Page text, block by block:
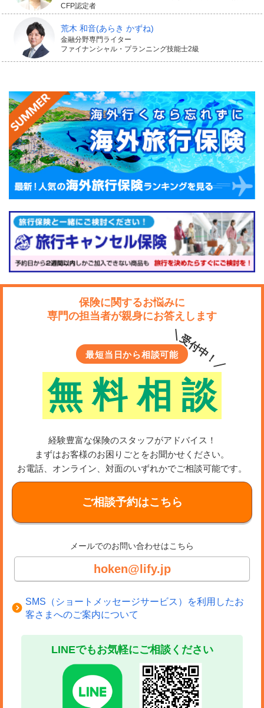
CFP認定者
荒木 和音(あらき かずね)
金融分野専門ライター
ファイナンシャル・プランニング技能士2級
保険に関するお悩みに
専門の担当者が親身にお答えします
最短当日から相談可能
無 料 相 談
＼受付中！／
経験豊富な保険のスタッフがアドバイス！
まずはお客様のお困りごとをお聞かせください。
お電話、オンライン、対面のいずれかでご相談可能です。
ご相談予約はこちら
メールでのお問い合わせはこちら
hoken@lify.jp
SMS（ショートメッセージサービス）を利用したお
客さまへのご案内について
LINEでもお気軽にご相談ください